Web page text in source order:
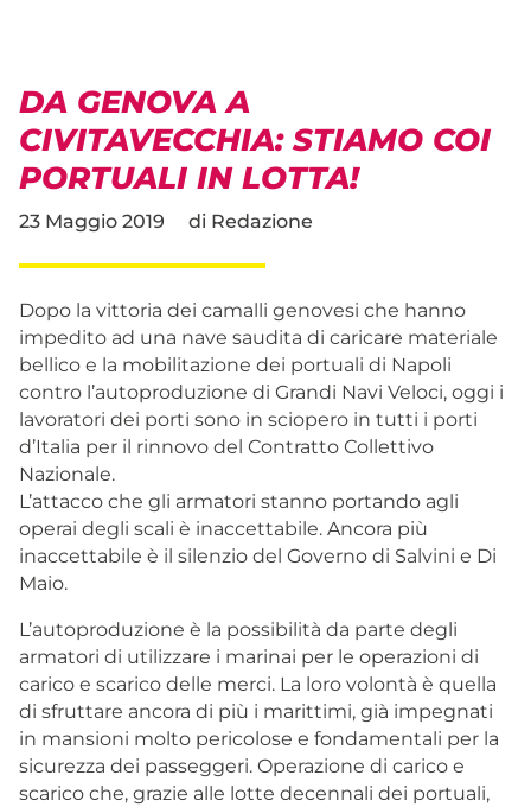
DA GENOVA A
CIVITAVECCHIA: STIAMO COI
PORTUALI IN LOTTA!
23 Maggio 2019 di Redazione
Dopo la vittoria dei camalli genovesi che hanno
impedito ad una nave saudita di caricare materiale
bellico e la mobilitazione dei portuali di Napoli
contro l’autoproduzione di Grandi Navi Veloci, oggi i
lavoratori dei porti sono in sciopero in tutti i porti
d’Italia per il rinnovo del Contratto Collettivo
Nazionale.
L’attacco che gli armatori stanno portando agli
operai degli scali è inaccettabile. Ancora più
inaccettabile è il silenzio del Governo di Salvini e Di
Maio.
L’autoproduzione è la possibilità da parte degli
armatori di utilizzare i marinai per le operazioni di
carico e scarico delle merci. La loro volontà è quella
di sfruttare ancora di più i marittimi, già impegnati
in mansioni molto pericolose e fondamentali per la
sicurezza dei passeggeri. Operazione di carico e
scarico che, grazie alle lotte decennali dei portuali,